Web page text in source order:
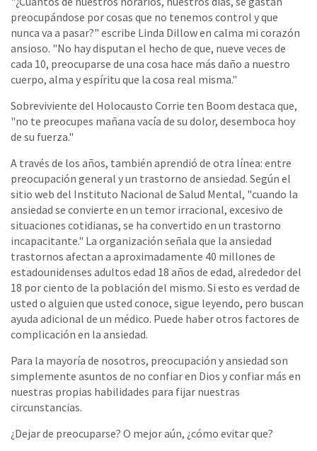
preocupándose por cosas que no tenemos control y que
nunca va a pasar?" escribe Linda Dillow en calma mi corazón
ansioso. "No hay disputan el hecho de que, nueve veces de
cada 10, preocuparse de una cosa hace más daño a nuestro
cuerpo, alma y espíritu que la cosa real misma."
Sobreviviente del Holocausto Corrie ten Boom destaca que,
"no te preocupes mañana vacía de su dolor, desemboca hoy
de su fuerza."
A través de los años, también aprendió de otra línea: entre
preocupación general y un trastorno de ansiedad. Según el
sitio web del Instituto Nacional de Salud Mental, "cuando la
ansiedad se convierte en un temor irracional, excesivo de
situaciones cotidianas, se ha convertido en un trastorno
incapacitante." La organización señala que la ansiedad
trastornos afectan a aproximadamente 40 millones de
estadounidenses adultos edad 18 años de edad, alrededor del
18 por ciento de la población del mismo. Si esto es verdad de
usted o alguien que usted conoce, sigue leyendo, pero buscan
ayuda adicional de un médico. Puede haber otros factores de
complicación en la ansiedad.
Para la mayoría de nosotros, preocupación y ansiedad son
simplemente asuntos de no confiar en Dios y confiar más en
nuestras propias habilidades para fijar nuestras
circunstancias.
¿Dejar de preocuparse? O mejor aún, ¿cómo evitar que?